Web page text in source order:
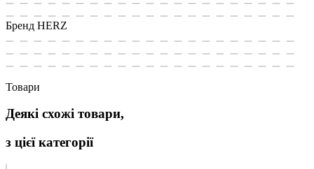
Бренд HERZ
Товари
Деякі схожі товари,
з цієї категорії